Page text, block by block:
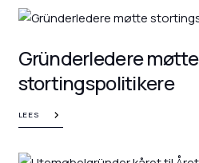
Gründerledere møtte
stortingspolitikere
LEES